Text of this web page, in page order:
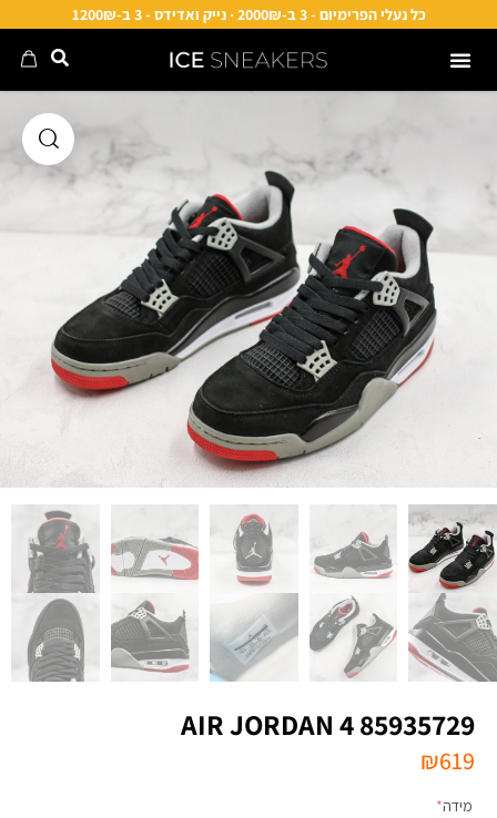
כל נעלי הפרימיום - 3 ב-2000₪ · נייק ואדידס - 3 ב-1200₪
AIR JORDAN 4 85935729
₪619
מידה*